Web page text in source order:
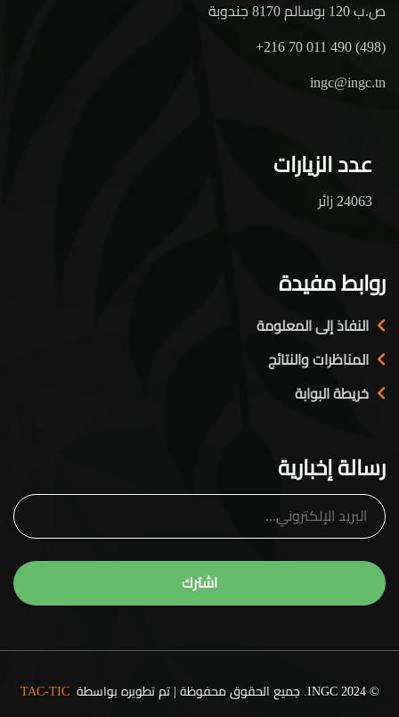
ص.ب 120 بوسالم 8170 جندوبة
+216 70 011 490 (498)
ingc@ingc.tn
عدد الزيارات
24063 زائر
روابط مفيدة
النفاذ إلى المعلومة
المناظرات والنتائج
خريطة البوابة
رسالة إخبارية
© 2024 INGC. جميع الحقوق محفوظة | تم تطويره بواسطة TAC-TIC